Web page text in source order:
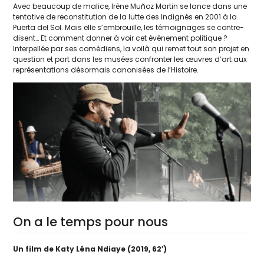
Avec beau­coup de malice, Irène Muñoz Martin se lance dans une
ten­ta­tive de recons­ti­tu­tion de la lutte des Indignés en 2001 à la
Puerta del Sol. Mais elle s’embrouille, les témoi­gnages se contre­
disent… Et com­ment don­ner à voir cet évé­ne­ment poli­tique ?
Interpellée par ses comé­diens, la voi­là qui remet tout son pro­jet en
ques­tion et part dans les musées confron­ter les œuvres d’art aux
repré­sen­ta­tions désor­mais cano­ni­sées de l’Histoire.
On a le temps pour nous
Un film de Katy Léna Ndiaye (2019, 62′)